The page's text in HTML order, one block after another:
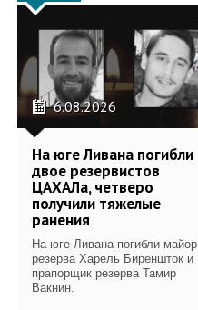
6.08.2026
На юге Ливана погибли
двое резервистов
ЦАХАЛа, четверо
получили тяжелые
ранения
На юге Ливана погибли майор
резерва Харель Биреншток и
прапорщик резерва Тамир
Вакнин.